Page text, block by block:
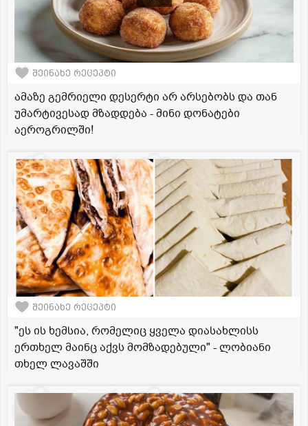
შეინახე რეცეპტი
ამაზე გემრიელი დესერტი არ არსებობს და თან
უმარტივესად მზადდება - მინი დონატები
აეროგრილში!
შეინახე რეცეპტი
"ეს ის ხემსია, რომელიც ყველა დიასახლისს
ერთხელ მაინც აქვს მომზადებული" - ლობიანი
თხელ ლავაშში